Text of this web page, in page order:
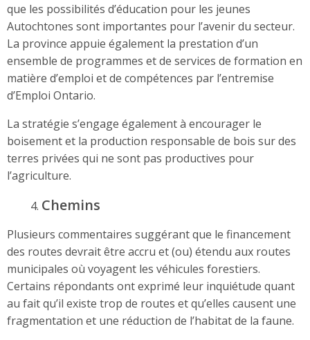
que les possibilités d’éducation pour les jeunes
Autochtones sont importantes pour l’avenir du secteur.
La province appuie également la prestation d’un
ensemble de programmes et de services de formation en
matière d’emploi et de compétences par l’entremise
d’Emploi Ontario.
La stratégie s’engage également à encourager le
boisement et la production responsable de bois sur des
terres privées qui ne sont pas productives pour
l’agriculture.
Chemins
Plusieurs commentaires suggérant que le financement
des routes devrait être accru et (ou) étendu aux routes
municipales où voyagent les véhicules forestiers.
Certains répondants ont exprimé leur inquiétude quant
au fait qu’il existe trop de routes et qu’elles causent une
fragmentation et une réduction de l’habitat de la faune.